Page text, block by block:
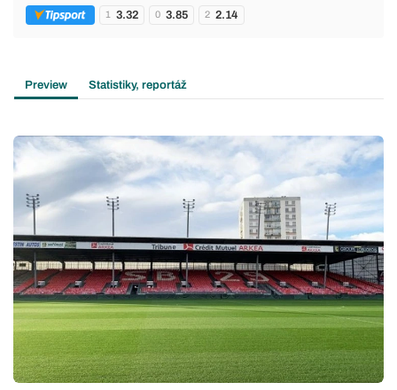
1 3.32 0 3.85 2 2.14
Preview Statistiky, reportáž